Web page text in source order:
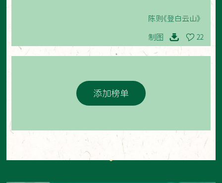
陈则《登白云山》
制图 22
添加榜单